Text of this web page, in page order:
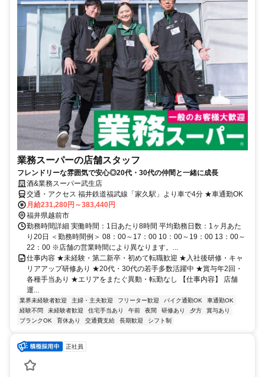
業務スーパーの店舗スタッフ
フレンドリーな雰囲気で安心◎20代・30代の仲間と一緒に成長
酒&業務スーパー武生店
交通・アクセス 福井鉄道福武線「家久駅」より車で4分 ★車通勤OK
月給231,280円～383,440円
福井県越前市
勤務時間詳細 実働時間：1日あたり8時間 平均勤務日数：1ヶ月あた
り20日 ＜勤務時間例＞ 08：00～17：00 10：00～19：00 13：00～
22：00 ※店舗の営業時間により異なります。...
仕事内容 ★未経験・第二新卒・初めて転職歓迎 ★入社後研修・キャ
リアアップ研修あり ★20代・30代の若手多数活躍中 ★賞与年2回・
各種手当あり ★エリアをまたぐ異動・転勤なし 【仕事内容】 店舗
運...
業界未経験者歓迎 主婦・主夫歓迎 フリーター歓迎 バイク通勤OK
車通勤OK
経験不問
未経験者歓迎 住宅手当あり 午前 夜間 研修あり 夕方
賞与あり
ブランクOK
育休あり 交通費支給 長期歓迎 シフト制
正社員